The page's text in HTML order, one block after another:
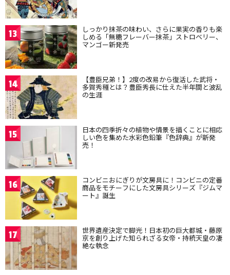
13 しっかり抹茶の味わい、さらに果実の香りも楽
しめる「無糖フレーバー抹茶」ストロベリー、
マンゴー新発売
14 【豊臣兄弟！】2度の改易から復活した武将・
多賀秀種とは？豊臣秀長に仕えた半年間と波乱
の生涯
15 日本の四季折々の植物や情景を描くことに相応
しい色を集めた水彩色鉛筆『色辞典』が新発
売！
16 コンビニおにぎりが文房具に！コンビニの定番
商品をモチーフにした文房具シリーズ『ジムマ
ート』誕生
17 世界遺産決定で脚光！日本初の巨大都城・藤原
京を創り上げた知られざる女帝・持統天皇の凄
絶な執念